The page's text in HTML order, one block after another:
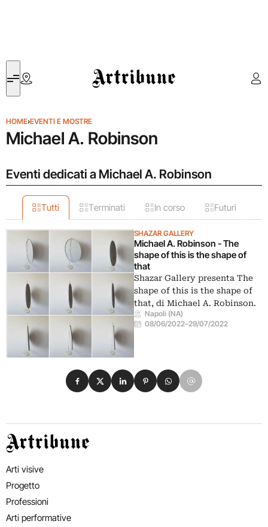
Artribune
HOME›EVENTI E MOSTRE
Michael A. Robinson
Eventi dedicati a Michael A. Robinson
Tutti Terminati In corso Futuri
SHAZAR GALLERY
Michael A. Robinson - The
shape of this is the shape of
that
Shazar Gallery presenta The
shape of this is the shape of
that, di Michael A. Robinson.
Napoli (NA)
08/06/2022–29/07/2022
Condividi su Facebook
Condividi su X
Condividi su LinkedIn
Condividi su Pinterest
Condividi su WhatsApp
Condividi su Email
Artribune
Arti visive
Progetto
Professioni
Arti performative